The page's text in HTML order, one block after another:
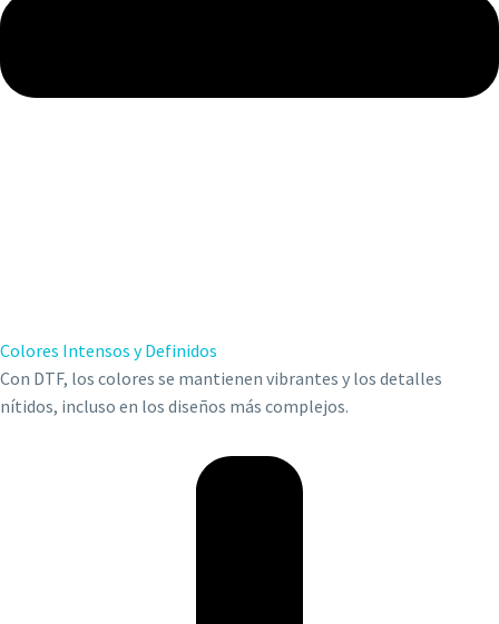
Colores Intensos y Definidos
Con DTF, los colores se mantienen vibrantes y los detalles
nítidos, incluso en los diseños más complejos.